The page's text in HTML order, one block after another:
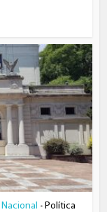
• Política